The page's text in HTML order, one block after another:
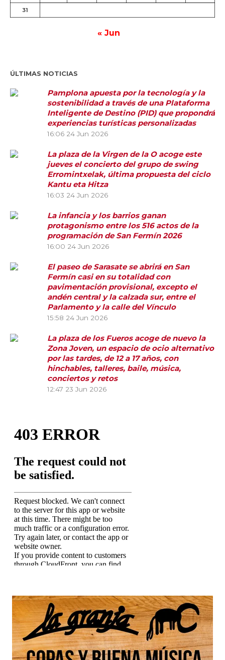
31
« Jun
ÚLTIMAS NOTICIAS
Pamplona apuesta por la tecnología y la
sostenibilidad a través de una Plataforma
Inteligente de Destino (PID) que propondrá
experiencias turísticas personalizadas
16:06 24 Jun 2026
La plaza de la Virgen de la O acoge este
jueves el concierto del grupo de swing
Erromintxelak, última propuesta del ciclo
Kantu eta Hitza
16:03 24 Jun 2026
La infancia y los barrios ganan
protagonismo entre los 516 actos de la
programación de San Fermín 2026
16:00 24 Jun 2026
El paseo de Sarasate se abrirá en San
Fermín casi en su totalidad con
pavimentación provisional, excepto el
andén central y la calzada sur, entre el
Parlamento y la calle del Vínculo
15:58 24 Jun 2026
La plaza de los Fueros acoge de nuevo la
Zona Joven, un espacio de ocio alternativo
por las tardes, de 12 a 17 años, con
hinchables, talleres, baile, música,
conciertos y retos
12:47 23 Jun 2026